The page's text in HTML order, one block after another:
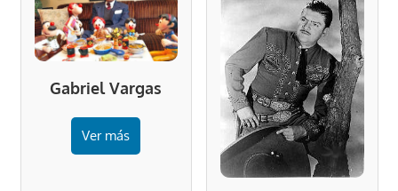
Gabriel Vargas
Ver más